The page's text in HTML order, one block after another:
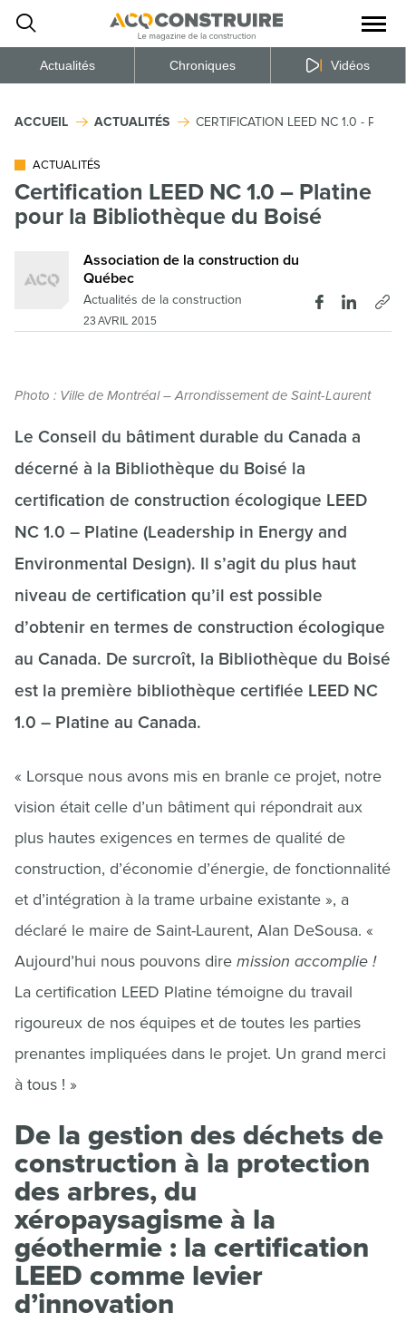
la
du
Actualités Chroniques Vidéos
ACCUEIL ACTUALITÉS CERTIFICATION LEED NC 1.0 -
ACTUALITÉS
Certification LEED NC 1.0 – Platine
pour la Bibliothèque du Boisé
Association de la construction du
Québec
Actualités de la construction
23 AVRIL 2015
Photo : Ville de Montréal – Arrondissement de Saint-Laurent
Le Conseil du bâtiment durable du Canada a
décerné à la Bibliothèque du Boisé la
certification de construction écologique LEED
NC 1.0 – Platine (Leadership in Energy and
Environmental Design). Il s’agit du plus haut
niveau de certification qu’il est possible
d’obtenir en termes de construction écologique
au Canada. De surcroît, la Bibliothèque du Boisé
est la première bibliothèque certifiée LEED NC
1.0 – Platine au Canada.
« Lorsque nous avons mis en branle ce projet, notre
vision était celle d’un bâtiment qui répondrait aux
plus hautes exigences en termes de qualité de
construction, d’économie d’énergie, de fonctionnalité
et d’intégration à la trame urbaine existante », a
déclaré le maire de Saint-Laurent, Alan DeSousa. «
Aujourd’hui nous pouvons dire mission accomplie !
La certification LEED Platine témoigne du travail
rigoureux de nos équipes et de toutes les parties
prenantes impliquées dans le projet. Un grand merci
à tous ! »
De la gestion des déchets de
construction à la protection
des arbres, du
xéropaysagisme à la
géothermie : la certification
LEED comme levier
d’innovation